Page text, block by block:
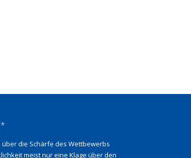
über die Schärfe des Wettbewerbs
meist nur eine Klage über den